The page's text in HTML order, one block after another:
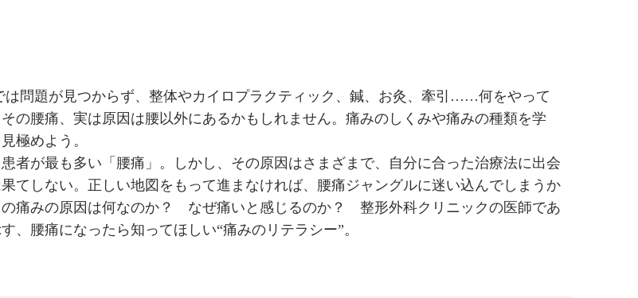
は問題が見つからず、整体やカイロプラクティック、鍼、お灸、牽引……何をやって
の腰痛、実は原因は腰以外にあるかもしれません。痛みのしくみや痛みの種類を学
極めよう。
者が最も多い「腰痛」。しかし、その原因はさまざまで、自分に合った治療法に出会
てしない。正しい地図をもって進まなければ、腰痛ジャングルに迷い込んでしまうか
の痛みの原因は何なのか？ なぜ痛いと感じるのか？ 整形外科クリニックの医師であ
、腰痛になったら知ってほしい“痛みのリテラシー”。